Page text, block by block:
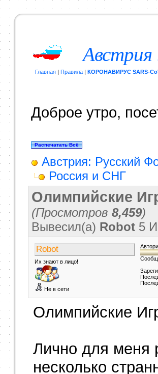
Австрия
Главная| Правила| КОРОНАВИРУС SARS-
Доброе утро,
Австрия: Русский
Россия и СНГ
Олимпийские
(Просмотров 8,459)
Вывесил(a) Robot5
Robot
Их знают в лицо!
Не в сети
Олимпийские
Лично для меня
несколько